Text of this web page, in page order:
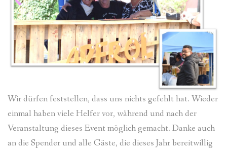
Wir dürfen feststellen, dass uns nichts gefehlt hat. Wieder
einmal haben viele Helfer vor, während und nach der
Veranstaltung dieses Event möglich gemacht. Danke auch
an die Spender und alle Gäste, die dieses Jahr bereitwillig